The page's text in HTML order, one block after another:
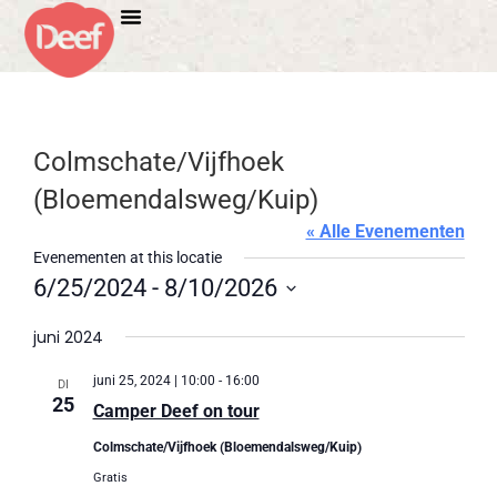
Colmschate/Vijfhoek
(Bloemendalsweg/Kuip)
« Alle Evenementen
Evenementen at this locatie
6/25/2024 - 8/10/2026
een
datum.
juni 2024
DI
25 Camper Deef on tour
juni 25, 2024 | 10:00 - 16:00
Colmschate/Vijfhoek (Bloemendalsweg/Kuip)
Gratis